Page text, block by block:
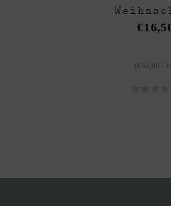
€
( €55,00